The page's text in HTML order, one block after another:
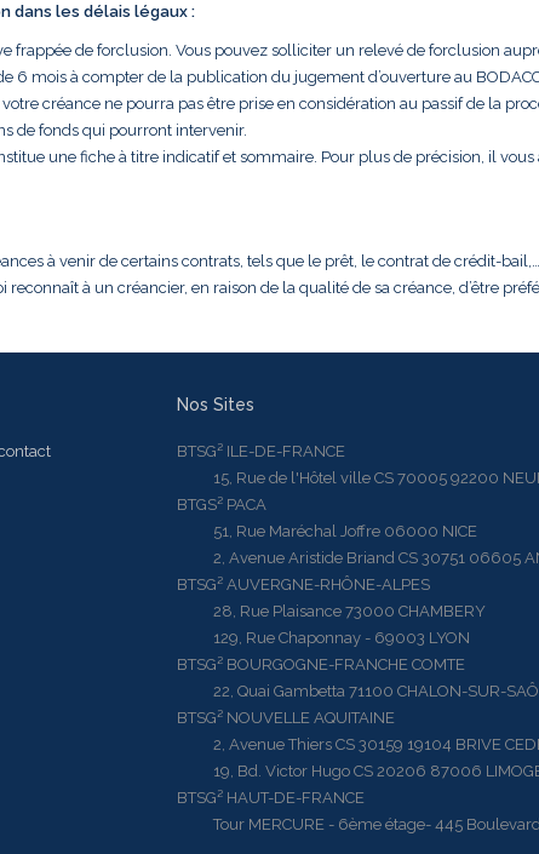
dans les délais légaux :
frappée de forclusion. Vous pouvez solliciter un relevé de forclusion
6 mois à compter de la publication du jugement d’ouverture au
créance ne pourra pas être prise en considération au passif de la
de fonds qui pourront intervenir.
une fiche à titre indicatif et sommaire. Pour plus de précision, il
à venir de certains contrats, tels que le prêt, le contrat de crédit-bail,…
reconnaît à un créancier, en raison de la qualité de sa créance, d’être
Nos Sites
BTSG² ILE-DE-FRANCE
15, Rue de l'Hôtel ville CS 70005 92200
BTGS² PACA
51, Rue Maréchal Joffre 06000 NICE
2, Avenue Aristide Briand CS 30751 06605
BTSG² AUVERGNE-RHÔNE-ALPES
28, Rue Plaisance 73000 CHAMBERY
129, Rue Chaponnay - 69003 LYON
BTSG² BOURGOGNE-FRANCHE COMTE
22, Quai Gambetta 71100 CHALON-SUR-
BTSG² NOUVELLE AQUITAINE
2, Avenue Thiers CS 30159 19104 BRIVE
19, Bd. Victor Hugo CS 20206 87006
BTSG² HAUT-DE-FRANCE
Tour MERCURE - 6ème étage- 445 Boulevard